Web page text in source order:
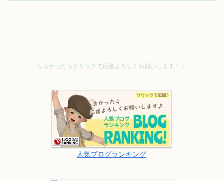
＼良かったらクリックで応援よろしくお願いします！／
人気ブログランキング